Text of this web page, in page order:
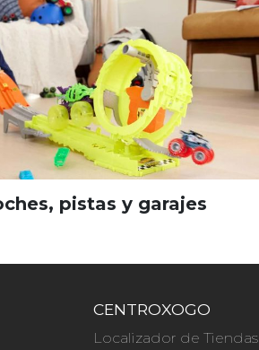
pistas y garajes
CENTROXOGO
Localizador de Tiendas